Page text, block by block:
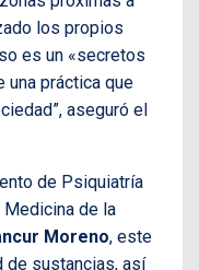
los propios
es un «secretos
una práctica que
aseguró el
de Psiquiatría
Medicina de la
Moreno, este
de sustancias, así